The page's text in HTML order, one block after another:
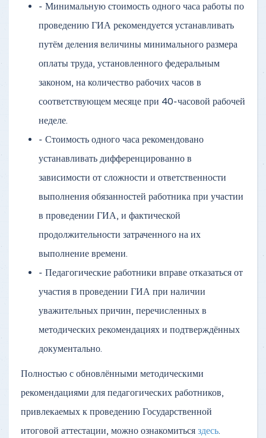
- Минимальную стоимость одного часа работы по
проведению ГИА рекомендуется устанавливать
путём деления величины минимального размера
оплаты труда, установленного федеральным
законом, на количество рабочих часов в
соответствующем месяце при 40-часовой рабочей
неделе.
- Стоимость одного часа рекомендовано
устанавливать дифференцированно в
зависимости от сложности и ответственности
выполнения обязанностей работника при участии
в проведении ГИА, и фактической
продолжительности затраченного на их
выполнение времени.
- Педагогические работники вправе отказаться от
участия в проведении ГИА при наличии
уважительных причин, перечисленных в
методических рекомендациях и подтверждённых
документально.
Полностью с обновлёнными методическими
рекомендациями для педагогических работников,
привлекаемых к проведению Государственной
итоговой аттестации, можно ознакомиться здесь.